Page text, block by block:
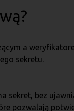
a
sekretu.
sekret, bez
pozwalają